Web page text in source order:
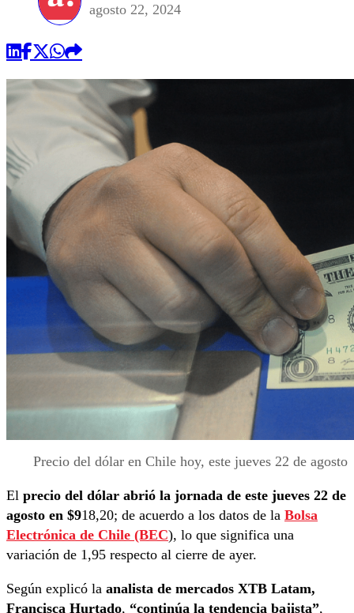
agosto 22, 2024
Precio del dólar en Chile hoy, este jueves 22 de agosto
El precio del dólar abrió la jornada de este jueves 22 de
agosto en $918,20; de acuerdo a los datos de la Bolsa
Electrónica de Chile (BEC), lo que significa una
variación de 1,95 respecto al cierre de ayer.
Según explicó la analista de mercados XTB Latam,
Francisca Hurtado, “continúa la tendencia bajista”,